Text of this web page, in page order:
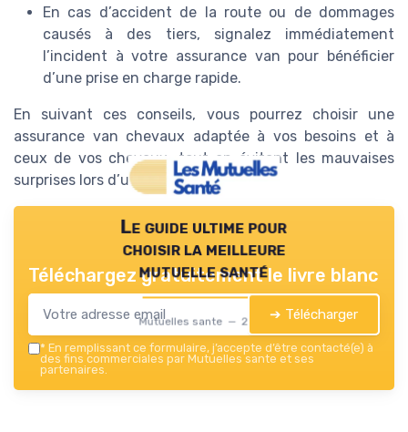
En cas d’accident de la route ou de dommages
causés à des tiers, signalez immédiatement
l’incident à votre assurance van pour bénéficier
d’une prise en charge rapide.
En suivant ces conseils, vous pourrez choisir une
assurance van chevaux adaptée à vos besoins et à
ceux de vos chevaux, tout en évitant les mauvaises
surprises lors d’un sinistre.
Le guide ultime pour
choisir la meilleure
mutuelle santé
Mutuelles sante — 2026
Téléchargez gratuitement le livre blanc
➔ Télécharger
* En remplissant ce formulaire, j’accepte d’être contacté(e) à
des fins commerciales par Mutuelles sante et ses
partenaires.